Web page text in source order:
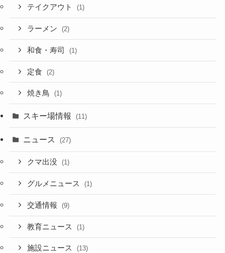
テイクアウト (1)
ラーメン (2)
和食・寿司 (1)
定食 (2)
焼き鳥 (1)
スキー場情報 (11)
ニュース (27)
クマ出没 (1)
グルメニュース (1)
交通情報 (9)
教育ニュース (1)
施設ニュース (13)